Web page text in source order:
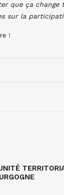
que ça change
sur la
!